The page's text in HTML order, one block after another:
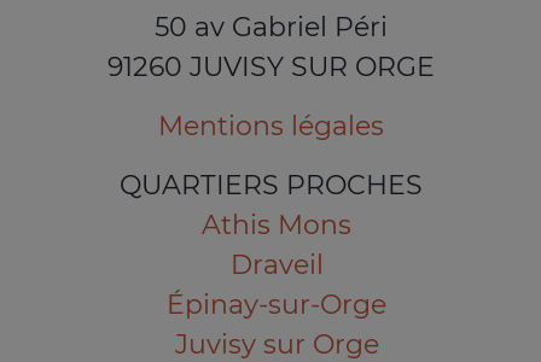
50 av Gabriel Péri
91260 JUVISY SUR ORGE
Mentions légales
QUARTIERS PROCHES
Athis Mons
Draveil
Épinay-sur-Orge
Juvisy sur Orge